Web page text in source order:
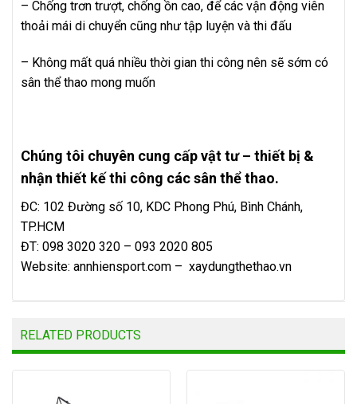
– Chống trơn trượt, chống ồn cao, để các vận động viên
thoải mái di chuyển cũng như tập luyện và thi đấu
– Không mất quá nhiều thời gian thi công nên sẽ sớm có
sân thể thao mong muốn
Chúng tôi chuyên cung cấp vật tư – thiết bị &
nhận thiết kế thi công các sân thể thao.
ĐC: 102 Đường số 10, KDC Phong Phú, Bình Chánh,
TP.HCM
ĐT: 098 3020 320 – 093 2020 805
Website: annhiensport.com – xaydungthethao.vn
RELATED PRODUCTS